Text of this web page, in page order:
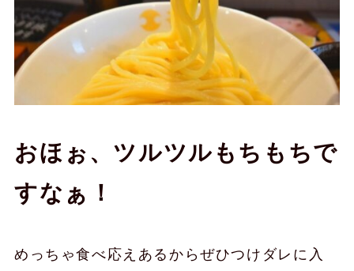
おほぉ、ツルツルもちもちで
すなぁ！
めっちゃ食べ応えあるからぜひつけダレに入